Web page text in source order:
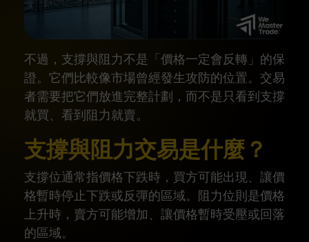
不過，支撐與阻力不是「價格一定會反轉」的保
證。它們比較像市場曾經發生攻防的位置。交易
者需要把它們放進完整計劃，而不是只看到支撐
就買、看到阻力就賣。
支撐與阻力交易是什麼？
支撐位通常指價格下跌時，買方可能出現、讓價
格暫時停止下跌或反彈的區域。阻力位則是價格
上升時，賣方可能增加、讓價格暫時受壓或回落
的區域。